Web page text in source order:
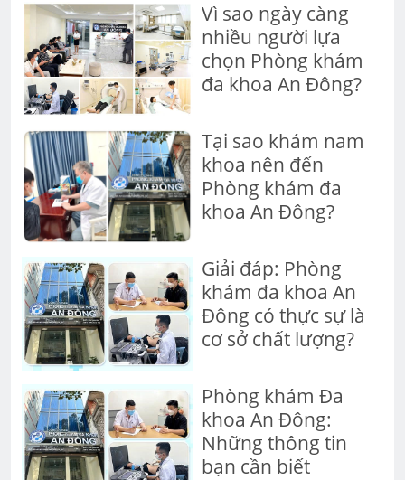
Vì sao ngày càng
nhiều người lựa
chọn Phòng khám
đa khoa An Đông?
Tại sao khám nam
khoa nên đến
Phòng khám đa
khoa An Đông?
Giải đáp: Phòng
khám đa khoa An
Đông có thực sự là
cơ sở chất lượng?
Phòng khám Đa
khoa An Đông:
Những thông tin
bạn cần biết